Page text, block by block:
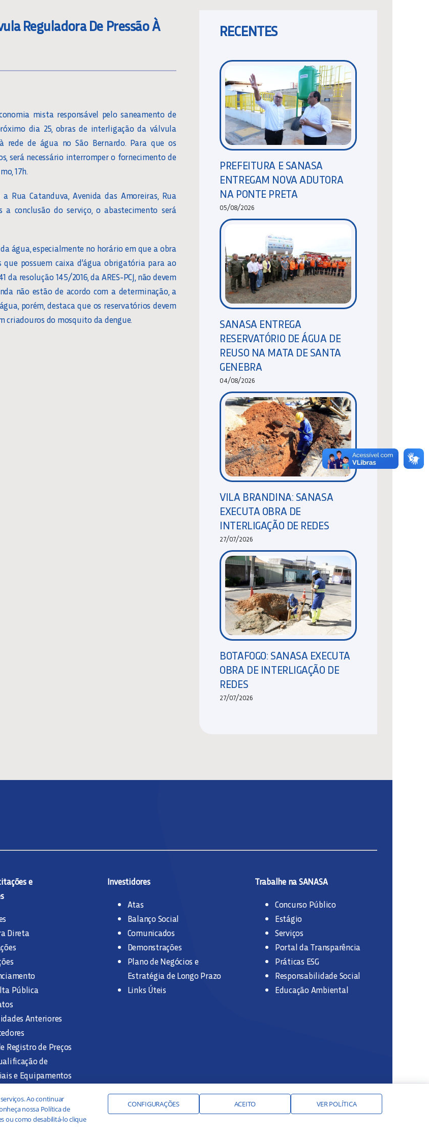
Reguladora De Pressão À
mista responsável pelo saneamento de
dia 25, obras de interligação da válvula
rede de água no São Bernardo. Para que os
será necessário interromper o fornecimento de
17h.
Catanduva, Avenida das Amoreiras, Rua
a conclusão do serviço, o abastecimento será
água, especialmente no horário em que a obra
possuem caixa d’água obrigatória para ao
resolução 145/2016, da ARES-PCJ, não devem
não estão de acordo com a determinação, a
porém, destaca que os reservatórios devem
criadouros do mosquito da dengue.
RECENTES
PREFEITURA E SANASA
ENTREGAM NOVA ADUTORA
NA PONTE PRETA
05/08/2026
SANASA ENTREGA
RESERVATÓRIO DE ÁGUA DE
REUSO NA MATA DE SANTA
GENEBRA
04/08/2026
VILA BRANDINA: SANASA
EXECUTA OBRA DE
INTERLIGAÇÃO DE REDES
27/07/2026
BOTAFOGO: SANASA EXECUTA
OBRA DE INTERLIGAÇÃO DE
REDES
27/07/2026
e
Direta
Pública
Anteriores
Registro de Preços
de
e Equipamentos
Interna
Investidores
Atas
Balanço Social
Comunicados
Demonstrações
Plano de Negócios e
Estratégia de Longo Prazo
Links Úteis
Trabalhe na SANASA
Concurso Público
Estágio
Serviços
Portal da Transparência
Práticas ESG
Responsabilidade Social
Educação Ambiental
Ao continuar
nossa Política de
ou como desabilitá-lo clique
CONFIGURAÇÕES ACEITO VER POLÍTICA